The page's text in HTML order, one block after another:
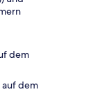
dem
auf dem